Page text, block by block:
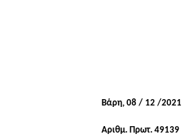
Βάρη,08 / 12 /2021
Αριθμ. Πρωτ.49139